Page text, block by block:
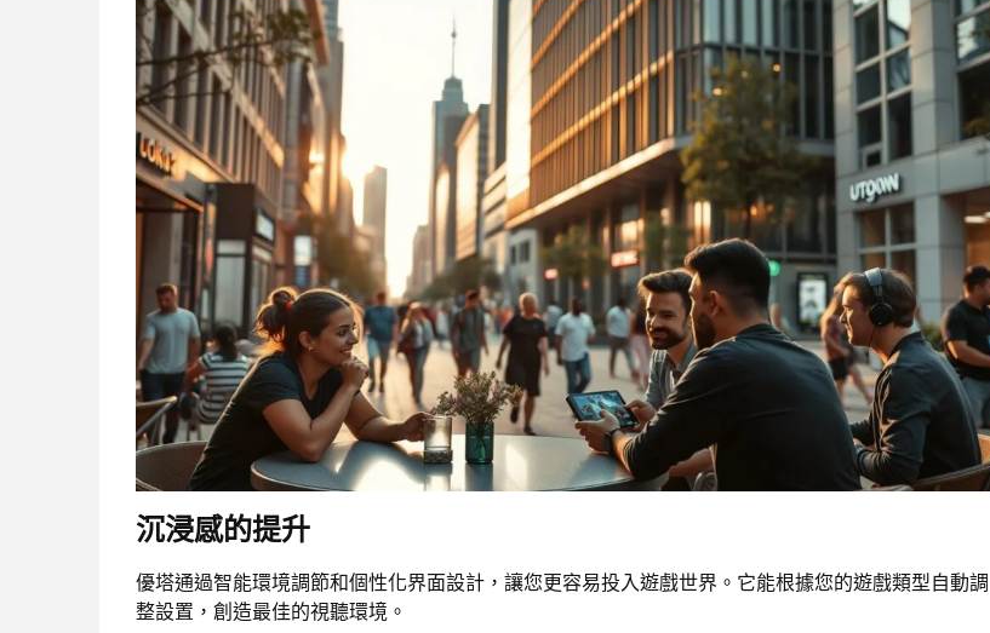
沉浸感的提升
優塔通過智能環境調節和個性化界面設計，讓您更容易投入遊戲世界。它能根據您的遊戲類型自動調
整設置，創造最佳的視聽環境。